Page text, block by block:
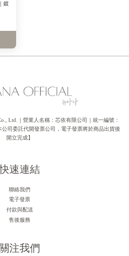
鍍
Ltd.｜營業人名稱：芯依有限公司｜統一編號：
司委託代開發票公司，電子發票將於商品出貨後
開立完成】
速連結
聯絡我們
電子發票
付款與配送
售後服務
關注我們